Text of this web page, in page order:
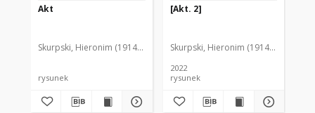
Akt
Skurpski, Hieronim (1914-2006)
rysunek
[Akt. 2]
Skurpski, Hieronim (1914-2006)
2022
rysunek